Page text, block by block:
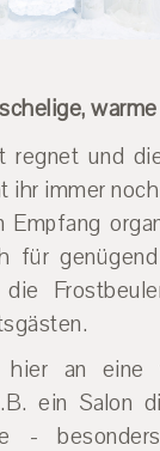
regnet und
ihr immer
Empfang
für
hier an eine
ein Salon
-